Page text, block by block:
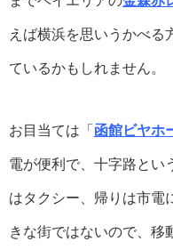
えば横浜を思いうかべる
ているかもしれません。
お目当ては「 函館ビヤホ
電が便利で、十字路とい
はタクシー、帰りは市電
きな街ではないので、移